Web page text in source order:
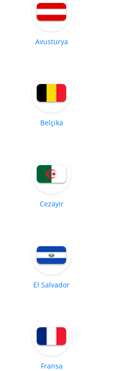
Avusturya
Belçika
Cezayir
El Salvador
Fransa